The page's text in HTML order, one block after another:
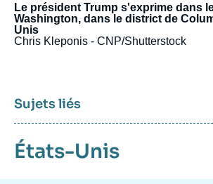
Le président Trump s'exprime dans
Washington, dans le district de
Unis
Chris Kleponis - CNP/Shutterstock
Sujets liés
États-Unis